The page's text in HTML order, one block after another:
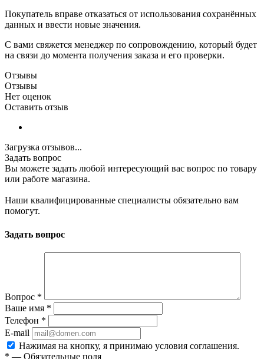
Покупатель вправе отказаться от использования сохранённых
данных и ввести новые значения.
С вами свяжется менеджер по сопровождению, который будет
на связи до момента получения заказа и его проверки.
Отзывы
Отзывы
Нет оценок
Оставить отзыв
Загрузка отзывов...
Задать вопрос
Вы можете задать любой интересующий вас вопрос по товару
или работе магазина.
Наши квалифицированные специалисты обязательно вам
помогут.
Задать вопрос
Вопрос *
Ваше имя *
Телефон *
E-mail
Нажимая на кнопку, я принимаю условия соглашения.
* — Обязательные поля